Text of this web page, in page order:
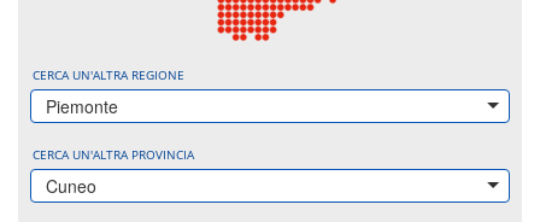
CERCA UN'ALTRA REGIONE
Piemonte
CERCA UN'ALTRA PROVINCIA
Cuneo